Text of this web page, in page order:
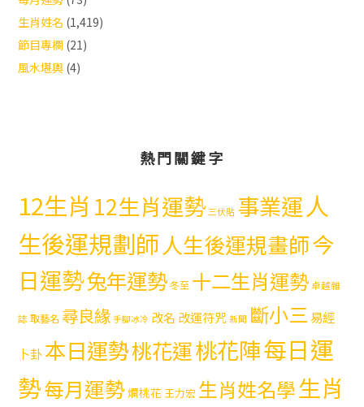
生肖姓名 (1,419)
節目專欄 (21)
風水堪輿 (4)
熱門關鍵字
12生肖 12生肖運勢 三伏貼 事業運人
生後運規劃師人生後運規畫師今
日運勢兔年運勢冬至 十二生肖運勢 卓越雜
誌 取藝名 尋良緣 手腳冰冷 改名 改運符咒 新聞 斷小三易經
卜卦本日運勢桃花運桃花陣每日運
勢每月運勢 爛桃花 王力宏 生肖姓名學生肖